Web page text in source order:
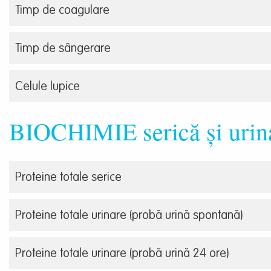
Timp de coagulare
Timp de sângerare
Celule lupice
BIOCHIMIE serică și
Proteine totale serice
Proteine totale urinare (probă urină spontană)
Proteine totale urinare (probă urină 24 ore)